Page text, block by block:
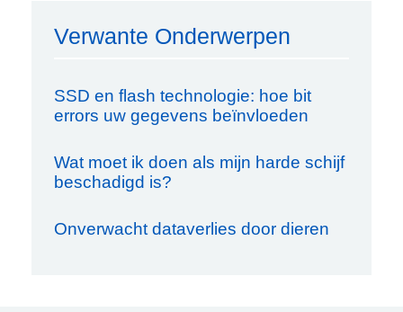
Verwante Onderwerpen
SSD en flash technologie: hoe bit
errors uw gegevens beïnvloeden
Wat moet ik doen als mijn harde schijf
beschadigd is?
Onverwacht dataverlies door dieren